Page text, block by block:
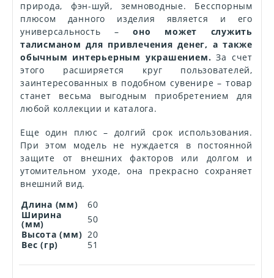
природа, фэн-шуй, земноводные. Бесспорным
плюсом данного изделия является и его
универсальность –оно может служить
талисманом для привлечения денег, а также
обычным интерьерным украшением. За счет
этого расширяется круг пользователей,
заинтересованных в подобном сувенире – товар
станет весьма выгодным приобретением для
любой коллекции и каталога.
Еще один плюс – долгий срок использования.
При этом модель не нуждается в постоянной
защите от внешних факторов или долгом и
утомительном уходе, она прекрасно сохраняет
внешний вид.
Длина (мм)
60
Ширина
(мм)
50
Высота (мм) 20
Вес (гр)
51